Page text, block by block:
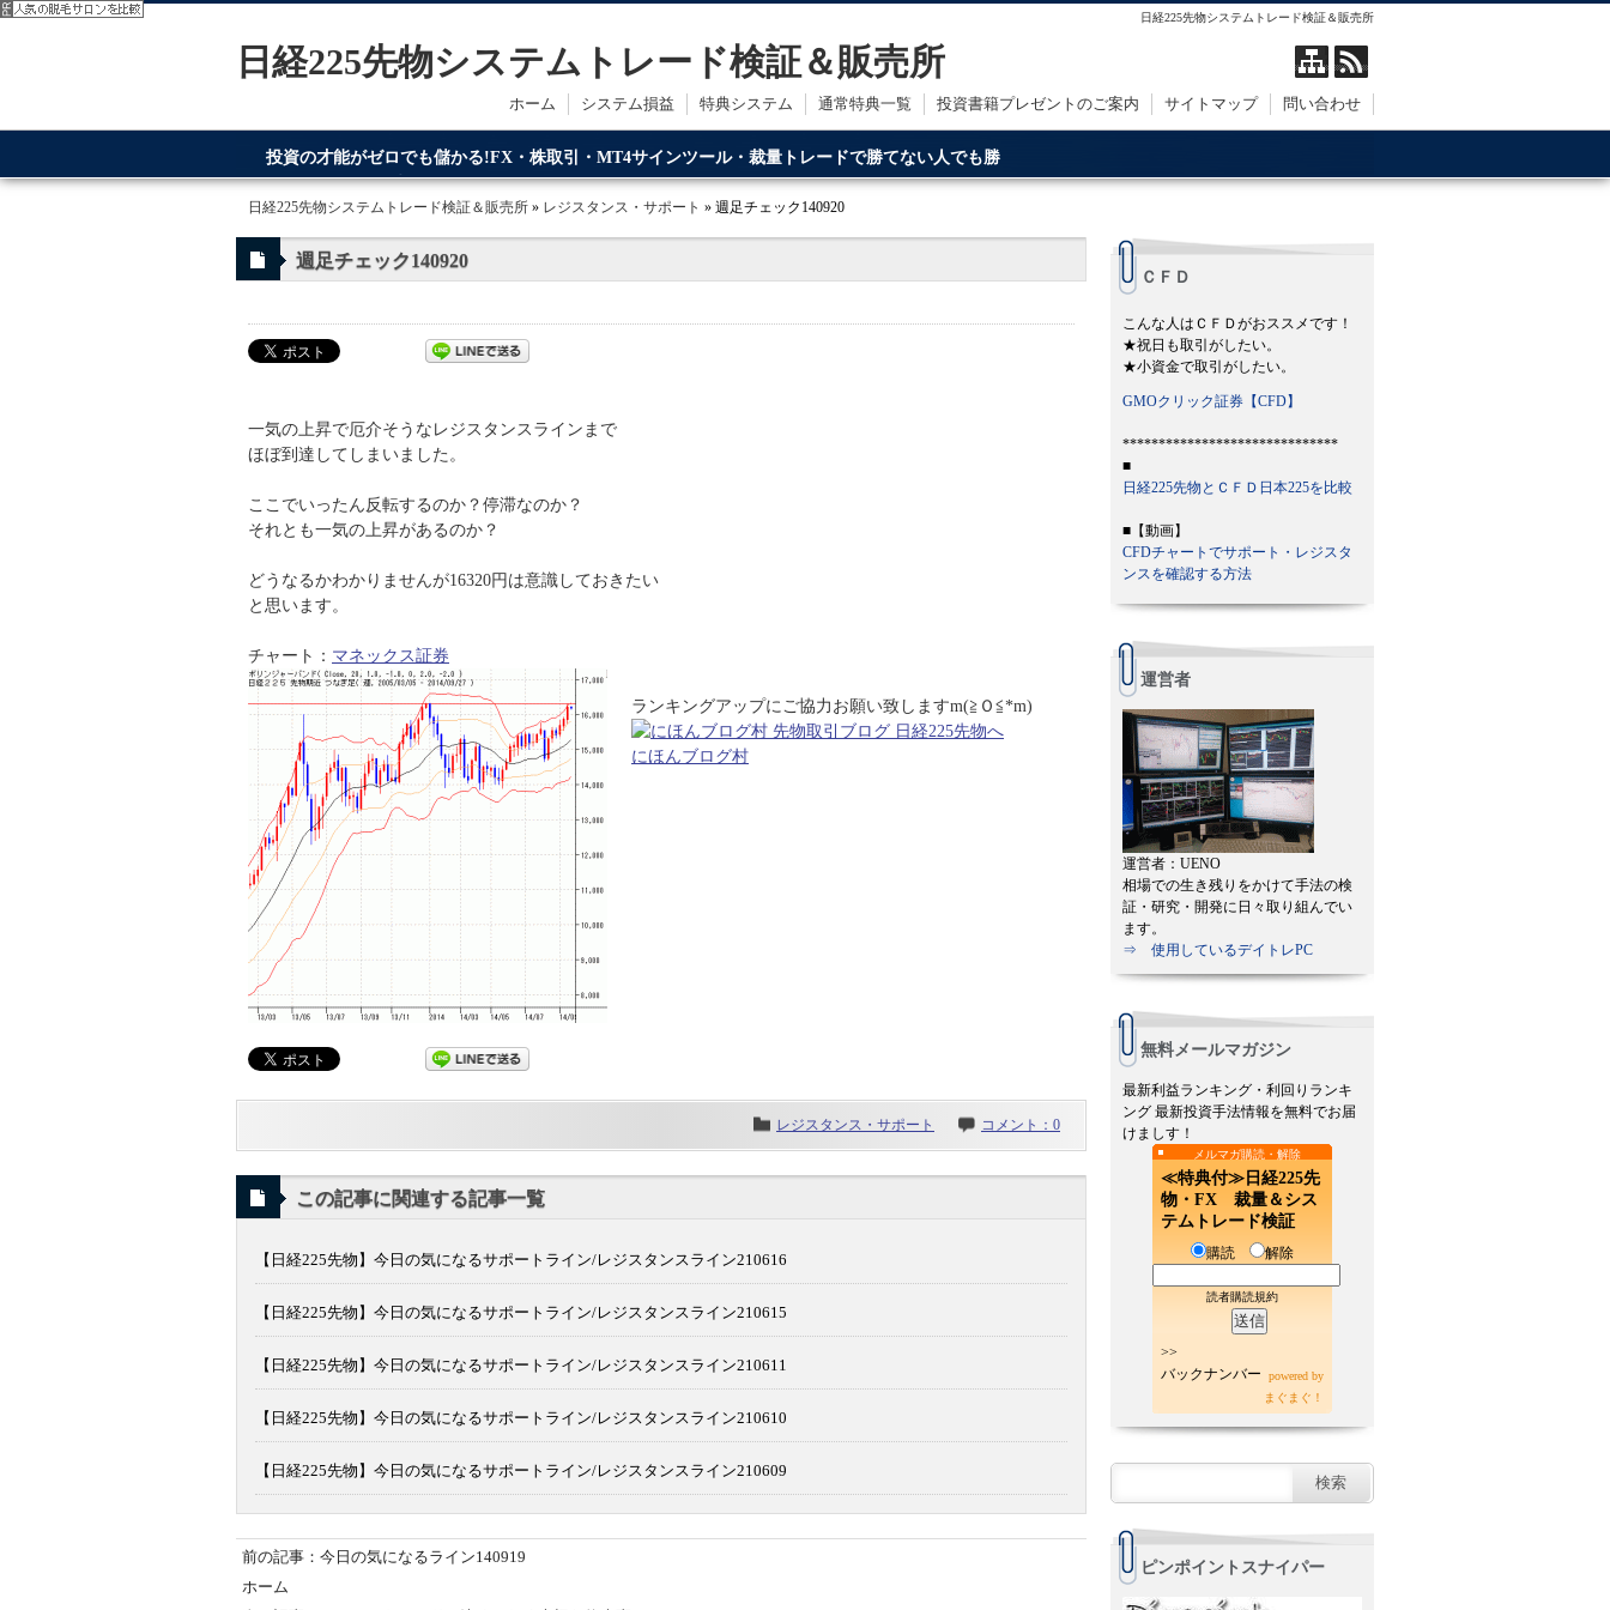
日経225先物システムトレード検証＆販売所
日経225先物システムトレード検証＆販売所
ホーム システム損益 特典システム 通常特典一覧 投資書籍プレゼントのご案内 サイトマップ 問い合わせ
投資の才能がゼロでも儲かる!FX・株取引・MT4サインツール・裁量トレードで勝てない人でも勝
てるのが日経225先物システムトレードです。
日経225先物システムトレード検証＆販売所 » レジスタンス・サポート » 週足チェック140920
週足チェック140920
一気の上昇で厄介そうなレジスタンスラインまで
ほぼ到達してしまいました。
ここでいったん反転するのか？停滞なのか？
それとも一気の上昇があるのか？
どうなるかわかりませんが16320円は意識しておきたい
と思います。
チャート： マネックス証券
ランキングアップにご協力お願い致しますm(≧Ｏ≦*m)
にほんブログ村
レジスタンス・サポート コメント：0
この記事に関連する記事一覧
【日経225先物】今日の気になるサポートライン/レジスタンスライン210616
【日経225先物】今日の気になるサポートライン/レジスタンスライン210615
【日経225先物】今日の気になるサポートライン/レジスタンスライン210611
【日経225先物】今日の気になるサポートライン/レジスタンスライン210610
【日経225先物】今日の気になるサポートライン/レジスタンスライン210609
前の記事：今日の気になるライン140919
ホーム
ＣＦＤ
こんな人はＣＦＤがおススメです！
★祝日も取引がしたい。
★小資金で取引がしたい。
GMOクリック証券【CFD】
******************************
■
日経225先物とＣＦＤ日本225を比較
■【動画】
CFDチャートでサポート・レジスタ
ンスを確認する方法
運営者
運営者：UENO
相場での生き残りをかけて手法の検
証・研究・開発に日々取り組んでい
ます。
⇒ 使用しているデイトレPC
無料メールマガジン
最新利益ランキング・利回りランキ
ング 最新投資手法情報を無料でお届
けましす！
メルマガ購読・解除
≪特典付≫日経225先
物・FX 裁量＆シス
テムトレード検証
購読 解除
読者購読規約
>>
バックナンバー
powered by
まぐまぐ！
ピンポイントスナイパー